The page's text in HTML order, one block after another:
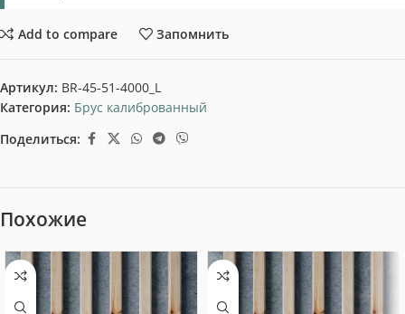
Add to compare Запомнить
Артикул: BR-45-51-4000_L
Категория: Брус калиброванный
Поделиться:
Похожие